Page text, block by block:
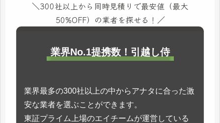
＼300社以上から同時見積りで最安値（最大
50%OFF）の業者を探せる！／
業界No.1提携数！引越し侍
業界最多の300社以上の中からアナタに合った激
安な業者を選ぶことができます。
東証プライム上場のエイチームが運営している